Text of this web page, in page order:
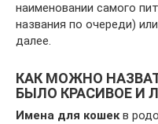
наименовании самого
названия по очереди)
далее.
КАК МОЖНО
БЫЛО КРАСИВОЕ И
Имена для кошекв